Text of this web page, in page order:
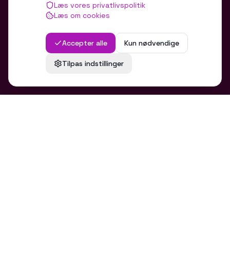
EMAIL
info@786studio.ai
Læs vores privatlivspolitik
Læs om cookies
Accepter alle Kun nødvendige
Tilpas indstillinger